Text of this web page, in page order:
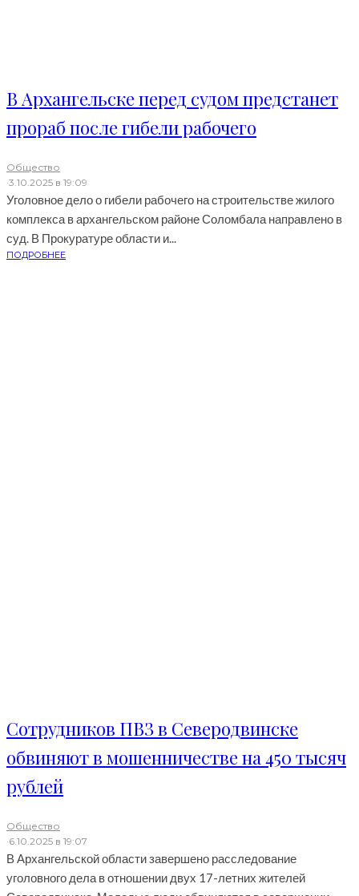
В Архангельске перед судом предстанет
прораб после гибели рабочего
Общество
·3.10.2025 в 19:09
Уголовное дело о гибели рабочего на строительстве жилого
комплекса в архангельском районе Соломбала направлено в
суд. В Прокуратуре области и...
ПОДРОБНЕЕ
Сотрудников ПВЗ в Северодвинске
обвиняют в мошенничестве на 450 тысяч
рублей
Общество
·6.10.2025 в 19:07
В Архангельской области завершено расследование
уголовного дела в отношении двух 17-летних жителей